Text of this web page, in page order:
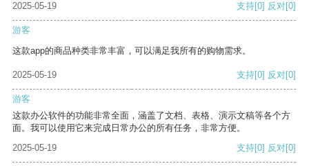
2025-05-19 支持[0] 反对[0]
游客
这款app的商品种类非常丰富，可以满足我所有的购物需求。
2025-05-19 支持[0] 反对[0]
游客
这款办公软件的功能非常全面，涵盖了文档、表格、演示文稿等各个方
面。我可以使用它来完成日常办公的所有任务，非常方便。
2025-05-19
支持[0] 反对[0]